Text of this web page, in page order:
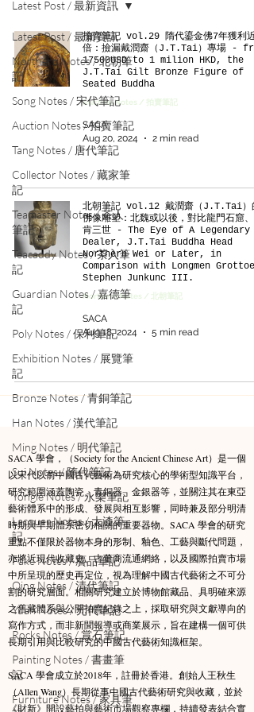
Latest Post / 最新資訊
Northern Notes / 北朝筆
記
Song Notes / 宋代筆記
Auction Notes / 拍賣筆記
Tang Notes / 唐代筆記
Collector Notes / 藏家筆
記
Teamaster Notes / 茶人
筆記
Teacaddy Notes / 茶入筆
記
Guardian Notes / 嘉德筆
記
Poly Notes / 保利筆記
Exhibition Notes / 展覽筆
記
Bronze Notes / 青銅筆記
Han Notes / 漢代筆記
Ming Notes / 明代筆記
Sui Notes / 隋代筆記
Yongle Notes / 永樂筆記
Lacquer Notes / 大漆筆
記
Fake Notes / 贗品筆記
Qing Notes / 清代筆記
Yuan Notes / 元代筆記
Rocks Notes / 賞石筆記
Painting Notes / 書畫筆
記
Furniture Notes / 家具筆
Latest Post / 最新資訊
拍賣筆記 vol.29 隋代鎏金佛7年獲利近
倍：撿漏戴潤齋（J.T.Tai）專場 -
17500USD to 1 milion HKD, the
J.T.Tai Gilt Bronze Figure of
Seated Buddha
Auction Notes / 拍賣筆記
SACA
Aug 20, 2024
2 min read
北朝筆記 vol.12 戴潤齋（J.T.Tai）
佛像雕塑：北魏或以後，對比龍門石窟、
肯三世 - The Eye of A Legendary
Dealer, J.T.Tai Buddha Head
Northern Wei or Later, in
Comparison with Longmen
Stephen Junkunc III.
Northern Notes / 北朝筆記
SACA
Aug 18, 2024
5 min read
SACA 學會，（Society for the Ancient Chinese Art）是一個
以宋代以前中國古代藝術為研究核心的學術型知識平台，
研究範圍涵蓋陶瓷、青銅器、金銀器等，並關注其在東亞
藝術體系中的形成、發展與相互影響，同時兼及部分明清
時期與早期體系密切相關的重要器物。​SACA 學會的研究
重點不僅限於器物本身的形制、釉色、工藝與斷代問題，
亦將近現代收藏史、古董商流通網絡，以及國際拍賣市場
中所呈現的歷史再定位，視為理解中國古代藝術之不可分
割的研究層面。相關研究建立於博物館藏品、具明確來源
之舊藏體系與公開拍賣紀錄之上，採取研究與文獻導向的
寫作方式，而非新聞報導或商業展示，旨在建構一個可供
長期引用與比較研究的中國古代藝術知識框架。​
SACA 學會成立於2018年，註冊於香港。創始人王秋生
（Allen Wang）長期從事中國古代藝術研究與收藏，並於
《財新》開設藝拍與藝術市場觀察專欄，持續發表結合實